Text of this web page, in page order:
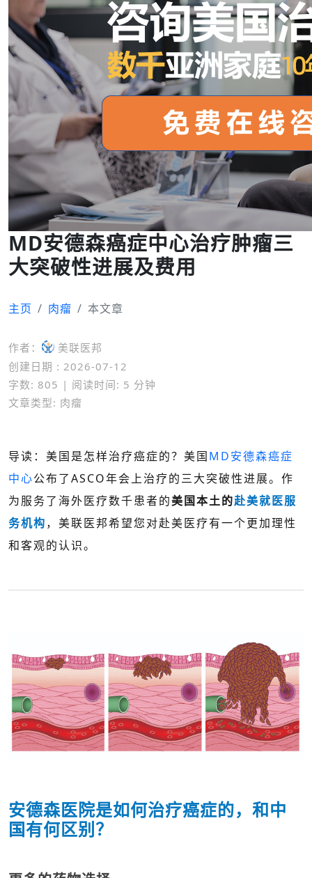
MD安德森癌症中心治疗肿瘤三
大突破性进展及费用
主页 肉瘤 本文章
作者：
美联医邦
创建日期 : 2026-07-12
字数: 805 | 阅读时间: 5 分钟
文章类型: 肉瘤
导读： 美国是怎样治疗癌症的？美国MD安德森癌症
中心公布了ASCO年会上治疗的三大突破性进展。 作
为服务了海外医疗数千患者的美国本土的赴美就医服
务机构，美联医邦希望您对赴美医疗有一个更加理性
和客观的认识。
安德森医院是如何治疗癌症的，和中
国有何区别？